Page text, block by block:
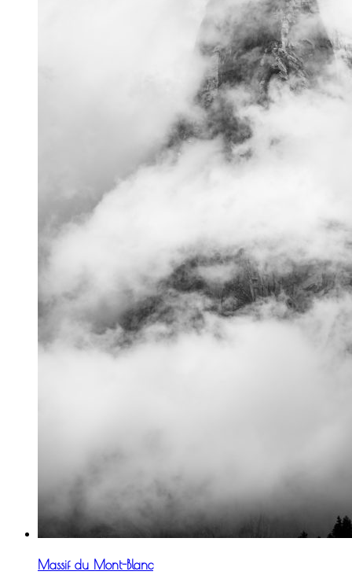
Massif du Mont-Blanc